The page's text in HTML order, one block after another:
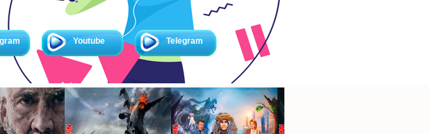
Youtube Telegram